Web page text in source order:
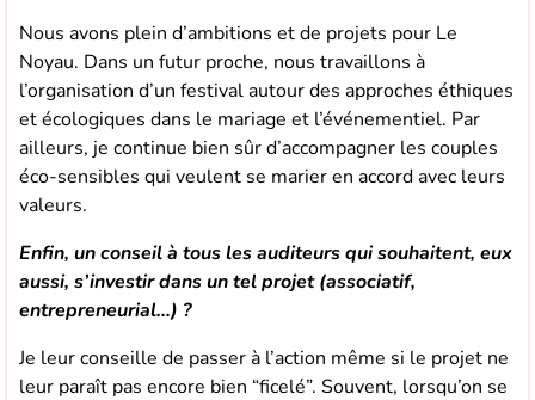
Nous avons plein d’ambitions et de projets pour Le
Noyau. Dans un futur proche, nous travaillons à
l’organisation d’un festival autour des approches éthiques
et écologiques dans le mariage et l’événementiel. Par
ailleurs, je continue bien sûr d’accompagner les couples
éco-sensibles qui veulent se marier en accord avec leurs
valeurs.
Enfin, un conseil à tous les auditeurs qui souhaitent, eux
aussi, s’investir dans un tel projet (associatif,
entrepreneurial…) ?
Je leur conseille de passer à l’action même si le projet ne
leur paraît pas encore bien “ficelé”. Souvent, lorsqu’on se